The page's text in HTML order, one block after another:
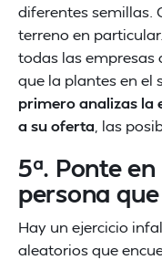
diferentes semillas.
terreno en
todas las empresas
que la plantes en el
primero analizas la
a su oferta , las
5ª. Ponte
persona
Hay un ejercicio
aleatorios que